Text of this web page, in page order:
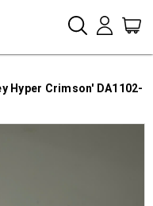
Hyper Crimson' DA1102-